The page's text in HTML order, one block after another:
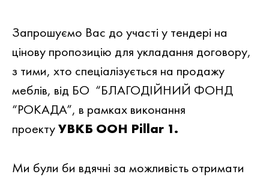
Запрошуємо Вас до участi у тендері на
цiнову пропозицiю для укладання договору,
з тими, хто спеціалізується на продажу
меблів, вiд БО “БЛАГОДIЙНИЙ ФОНД
“РОКАДА”, в рамках виконання
проектуУВКБ ООН Pillar 1.
Ми були би вдячнi за можливiсть отримати